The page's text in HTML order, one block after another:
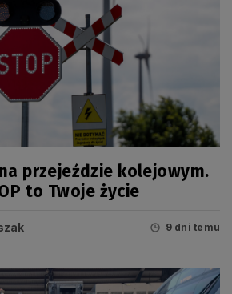
przejeździe kolejowym.
to Twoje życie
9 dni temu